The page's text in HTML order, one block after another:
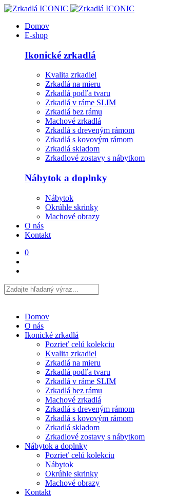
Domov
E-shop
Ikonické zrkadlá
Kvalita zrkadiel
Zrkadlá na mieru
Zrkadlá podľa tvaru
Zrkadlá v ráme SLIM
Zrkadlá bez rámu
Machové zrkadlá
Zrkadlá s dreveným rámom
Zrkadlá s kovovým rámom
Zrkadlá skladom
Zrkadlové zostavy s nábytkom
Nábytok a doplnky
Nábytok
Okrúhle skrinky
Machové obrazy
O nás
Kontakt
0
Domov
O nás
Ikonické zrkadlá
Pozrieť celú kolekciu
Kvalita zrkadiel
Zrkadlá na mieru
Zrkadlá podľa tvaru
Zrkadlá v ráme SLIM
Zrkadlá bez rámu
Machové zrkadlá
Zrkadlá s dreveným rámom
Zrkadlá s kovovým rámom
Zrkadlá skladom
Zrkadlové zostavy s nábytkom
Nábytok a doplnky
Pozrieť celú kolekciu
Nábytok
Okrúhle skrinky
Machové obrazy
Kontakt